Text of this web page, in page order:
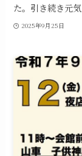
た。引き続き元
2025年9月25日